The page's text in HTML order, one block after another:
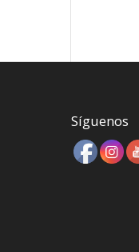
Síguenos